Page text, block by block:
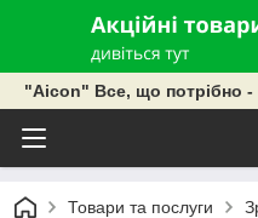
"Aicon" Все, що потрібно -
Товари та послуги